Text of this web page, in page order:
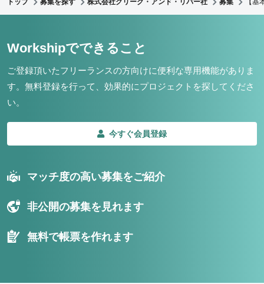
トップ 募集を探す 株式会社クリーク・アンド・リバー社 募集 【
Workshipでできること
ご登録頂いたフリーランスの方向けに便利な専用機能がありま
す。 無料登録を行って、効果的にプロジェクトを探してくださ
い。
今すぐ会員登録
マッチ度の高い募集をご紹介
非公開の募集を見れます
無料で帳票を作れます